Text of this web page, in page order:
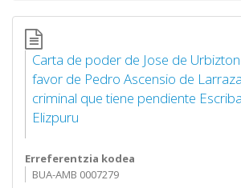
Carta de poder de Jose de
favor de Pedro Ascensio de
criminal que tiene pendiente
Elizpuru
Erreferentzia kodea
BUA-AMB 0007279